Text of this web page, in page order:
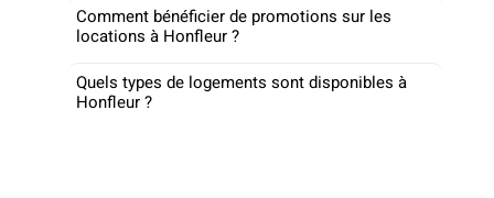
Comment bénéficier de promotions sur les
locations à Honfleur ?
Quels types de logements sont disponibles à
Honfleur ?